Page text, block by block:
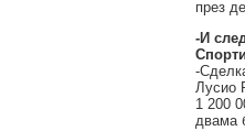
през
-И
-
Лусио
1 200
двама